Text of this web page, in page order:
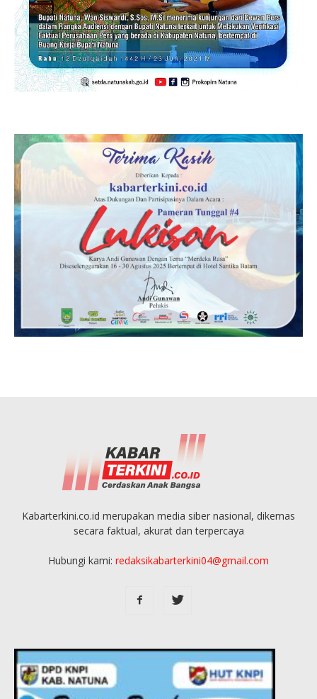
Kabarterkini.co.id merupakan media siber nasional, dikemas
secara faktual, akurat dan terpercaya
Hubungi kami: redaksikabarterkini04@gmail.com